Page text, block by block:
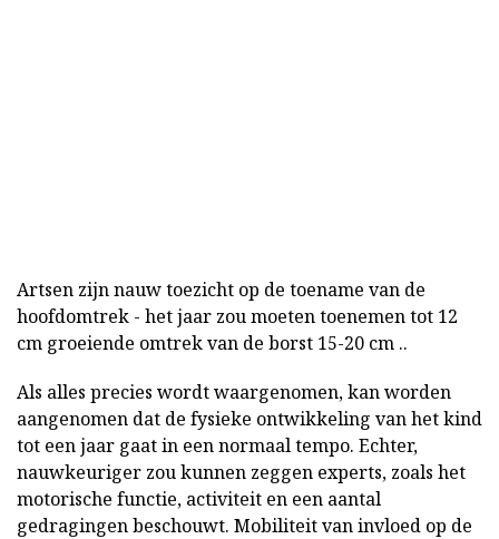
Artsen zijn nauw toezicht op de toename van de
hoofdomtrek - het jaar zou moeten toenemen tot 12
cm groeiende omtrek van de borst 15-20 cm ..
Als alles precies wordt waargenomen, kan worden
aangenomen dat de fysieke ontwikkeling van het kind
tot een jaar gaat in een normaal tempo. Echter,
nauwkeuriger zou kunnen zeggen experts, zoals het
motorische functie, activiteit en een aantal
gedragingen beschouwt. Mobiliteit van invloed op de